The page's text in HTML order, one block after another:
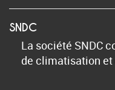
SNDC
La société SNDC
de climatisation